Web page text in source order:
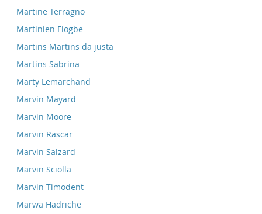
Martine Terragno
Martinien Fiogbe
Martins Martins da justa
Martins Sabrina
Marty Lemarchand
Marvin Mayard
Marvin Moore
Marvin Rascar
Marvin Salzard
Marvin Sciolla
Marvin Timodent
Marwa Hadriche